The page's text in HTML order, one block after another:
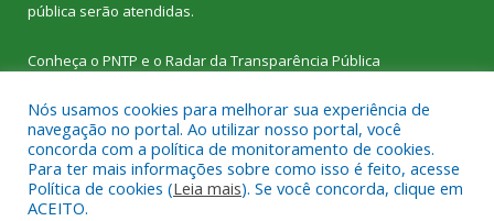
pública serão atendidas.
Conheça o PNTP e o Radar da Transparência Pública
Todos os direitos reservados a Câmara Municipal de Vitória do
Xingu.
Nós usamos cookies para melhorar sua experiência de
navegação no portal. Ao utilizar nosso portal, você
concorda com a política de monitoramento de cookies.
Para ter mais informações sobre como isso é feito, acesse
Política de cookies (Leia mais). Se você concorda, clique em
ACEITO.